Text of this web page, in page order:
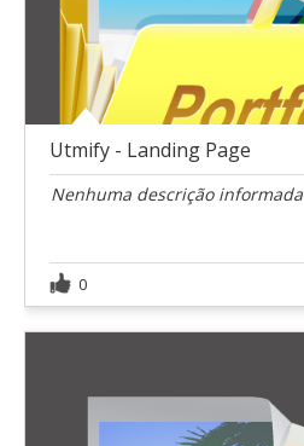
Utmify - Landing Page
Nenhuma descrição informada
0